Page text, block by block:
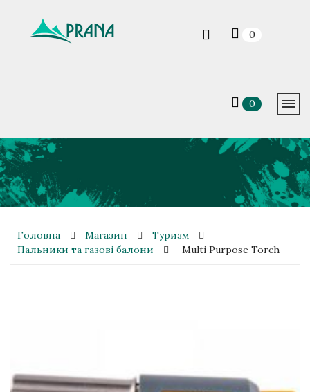
0
0
Головна Магазин
Туризм
Пальники та газові балони
Multi Purpose Torch